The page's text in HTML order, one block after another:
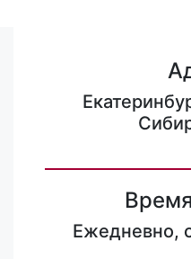
Ежедневно,